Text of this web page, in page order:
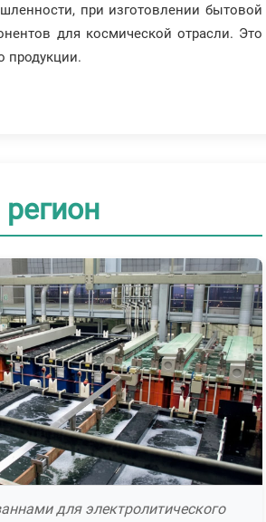
при изготовлении бытовой
для космической отрасли. Это
продукции.
для электролитического